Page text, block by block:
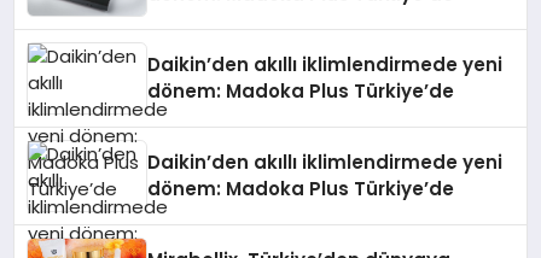
Daikin’den akıllı iklimlendirmede yeni
dönem: Madoka Plus Türkiye’de
Daikin’den akıllı iklimlendirmede yeni
dönem: Madoka Plus Türkiye’de